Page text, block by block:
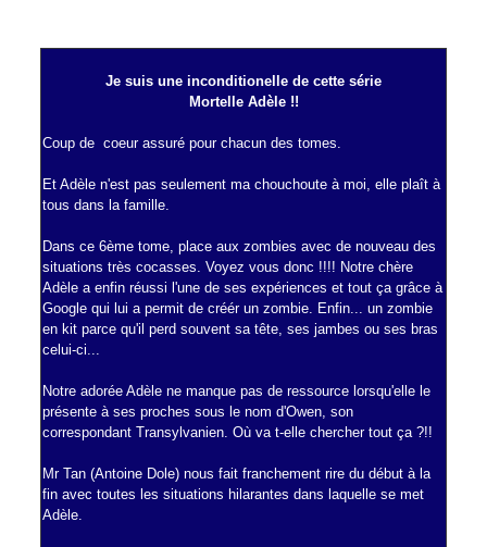
Je suis une inconditionelle de cette série
Mortelle Adèle !!
Coup de coeur assuré pour chacun des tomes.
Et Adèle n'est pas seulement ma chouchoute à moi, elle plaît à
tous dans la famille.
Dans ce 6ème tome, place aux zombies avec de nouveau des
situations très cocasses. Voyez vous donc !!!! Notre chère
Adèle a enfin réussi l'une de ses expériences et tout ça grâce à
Google qui lui a permit de créér un zombie. Enfin... un zombie
en kit parce qu'il perd souvent sa tête, ses jambes ou ses bras
celui-ci...
Notre adorée Adèle ne manque pas de ressource lorsqu'elle le
présente à ses proches sous le nom d'Owen, son
correspondant Transylvanien. Où va t-elle chercher tout ça ?!!
Mr Tan (Antoine Dole) nous fait franchement rire du début à la
fin avec toutes les situations hilarantes dans laquelle se met
Adèle.